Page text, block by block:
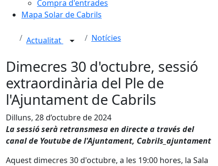
Compra d'entrades
Mapa Solar de Cabrils
Actualitat Notícies
Dimecres 30 d'octubre, sessió
extraordinària del Ple de
l'Ajuntament de Cabrils
Dilluns, 28 d’octubre de 2024
La sessió serà retransmesa en directe a través del
canal de Youtube de l'Ajuntament, Cabrils_ajuntament
Aquest dimecres 30 d'octubre, a les 19:00 hores, la Sala